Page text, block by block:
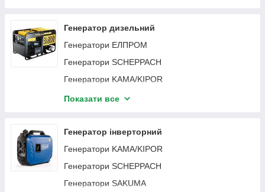
Генератори Grand
Генератори Einhell
Генератори odwerk
Генератори scheppach
Генератори титан
генератори ЕЛПРОМ
Генератори EnerSol
Генератори Media Line
Генератори SENCI
Генератор дизельний
Генератори ЕЛПРОМ
Генератори SCHEPPACH
Генератори KAMA/KIPOR
Генератори ODWERK
Генератори TATA
Генератори Vitals
Генератори Кентавр
Показати все
Генератор інверторний
Генератори KAMA/KIPOR
Генератори SCHEPPACH
Генератори SAKUMA